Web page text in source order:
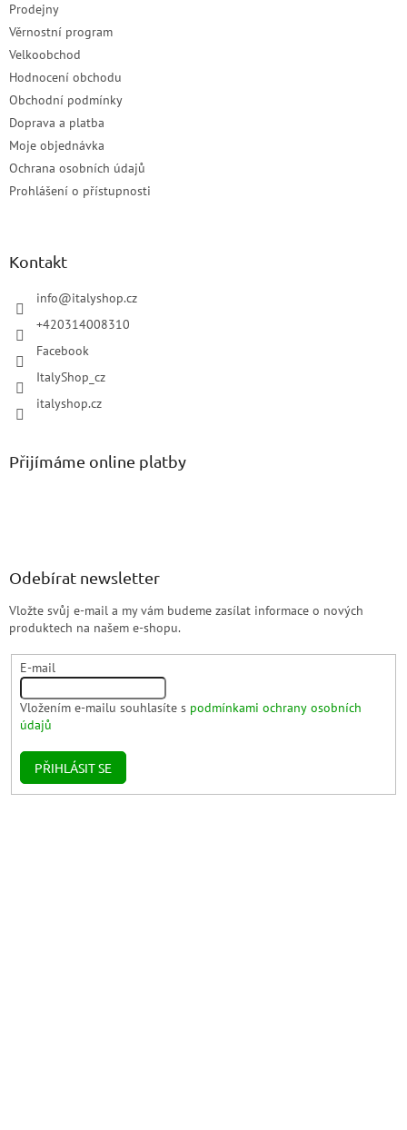
Prodejny
Věrnostní program
Velkoobchod
Hodnocení obchodu
Obchodní podmínky
Doprava a platba
Moje objednávka
Ochrana osobních údajů
Prohlášení o přístupnosti
Kontakt
info@italyshop.cz
+420314008310
Facebook
ItalyShop_cz
italyshop.cz
Přijímáme online platby
Odebírat newsletter
Vložte svůj e-mail a my vám budeme zasílat informace o nových
produktech na našem e-shopu.
E-mail
Vložením e-mailu souhlasíte s podmínkami ochrany osobních
údajů
PŘIHLÁSIT SE